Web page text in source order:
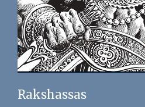
Rakshassas